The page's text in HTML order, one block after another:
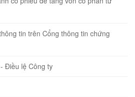
tin trên Cổng thông tin chứng
Điều lệ Công ty